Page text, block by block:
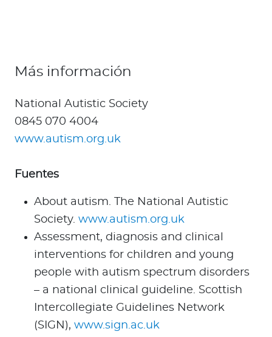
Más información
National Autistic Society
0845 070 4004
www.autism.org.uk
Fuentes
About autism. The National Autistic
Society. www.autism.org.uk
Assessment, diagnosis and clinical
interventions for children and young
people with autism spectrum disorders
– a national clinical guideline. Scottish
Intercollegiate Guidelines Network
(SIGN), www.sign.ac.uk